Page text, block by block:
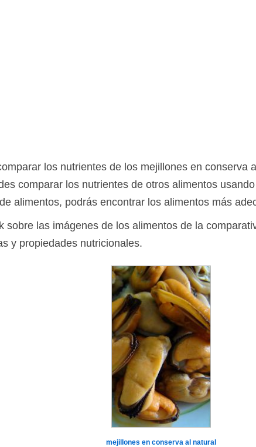
los nutrientes de los mejillones en conserva
comparar los nutrientes de otros alimentos usando
alimentos, podrás encontrar los alimentos más
sobre las imágenes de los alimentos de la
y propiedades nutricionales.
mejillones en conserva al natural